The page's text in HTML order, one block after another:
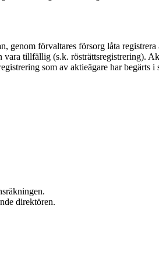
genom förvaltares försorg låta
tillfällig (s.k. rösträttsregistrering).
som av aktieägare har
direktören.